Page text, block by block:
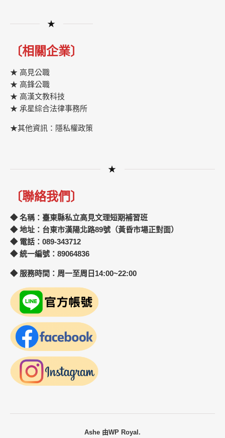
★
〔相關企業〕
★ 高見公職
★ 高鋒公職
★ 高漢文教科技
★ 承星綜合法律事務所
★其他資訊：隱私權政策
★
〔聯絡我們〕
◆ 名稱：臺東縣私立高見文理短期補習班
◆ 地址：台東市漢陽北路89號（黃昏市場正對面）
◆ 電話：089-343712
◆ 統一編號：89064836
◆ 服務時間：周一至周日14:00~22:00
Ashe 由WP Royal .